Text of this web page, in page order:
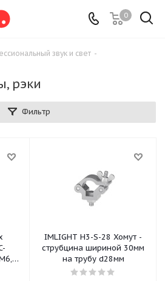
0
звук и свет -
рэки
Фильтр
IMLIGHT H3-S-28 Хомут -
струбцина шириной 30мм
на трубу d28мм